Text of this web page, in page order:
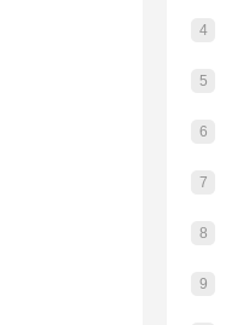
4
5
6
7
8
9